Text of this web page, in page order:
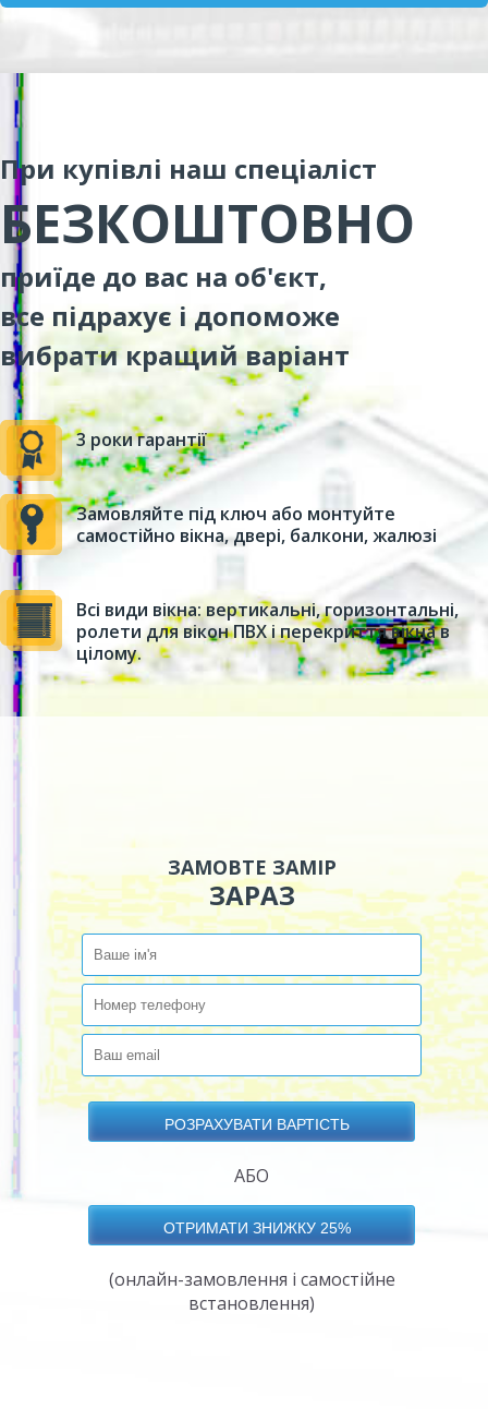
При купівлі наш спеціаліст
БЕЗКОШТОВНО
приїде до вас на об'єкт,
все підрахує і допоможе
вибрати кращий варіант
3 роки гарантії
Замовляйте під ключ або монтуйте
самостійно вікна, двері, балкони, жалюзі
Всі види вікна: вертикальні, горизонтальні,
ролети для вікон ПВХ і перекриття вікна в
цілому.
ЗАМОВТЕ ЗАМІР
ЗАРАЗ
АБО
(онлайн-замовлення і самостійне
встановлення)